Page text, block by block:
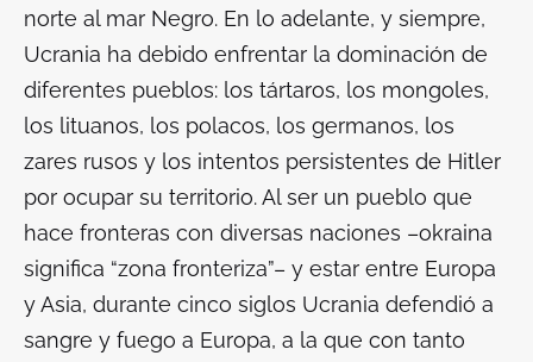
norte al mar Negro. En lo adelante, y siempre,
Ucrania ha debido enfrentar la dominación de
diferentes pueblos: los tártaros, los mongoles,
los lituanos, los polacos, los germanos, los
zares rusos y los intentos persistentes de Hitler
por ocupar su territorio. Al ser un pueblo que
hace fronteras con diversas naciones –okraina
significa “zona fronteriza”– y estar entre Europa
y Asia, durante cinco siglos Ucrania defendió a
sangre y fuego a Europa, a la que con tanto